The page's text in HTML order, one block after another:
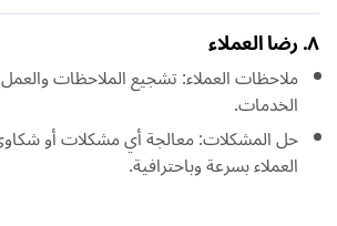
٨. رضا العملاء
ملاحظات العملاء: تشجيع الملاحظات
الخدمات.
حل المشكلات: معالجة أي مشكلات أو
العملاء بسرعة وباحترافية.